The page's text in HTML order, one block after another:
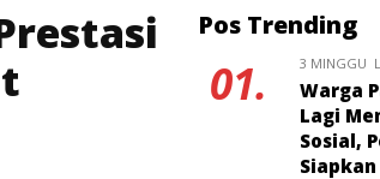
Pos Trending
01. 3 MINGGU
Warga
Lagi
Sosial,